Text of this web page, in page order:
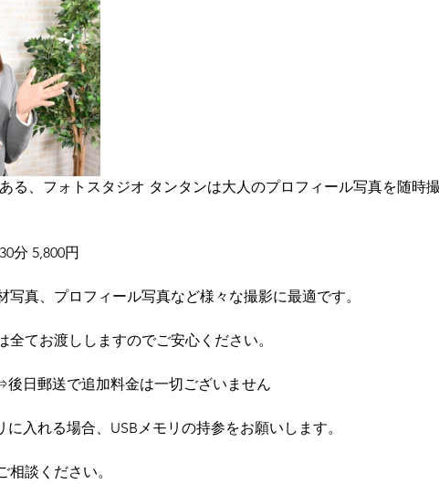
る、フォトスタジオ タンタンは大人のプロフィール写真を随時
分 5,800円
写真、プロフィール写真など様々な撮影に最適です。
全てお渡ししますのでご安心ください。
日郵送で追加料金は一切ございません
に入れる場合、USBメモリの持参をお願いします。
相談ください。